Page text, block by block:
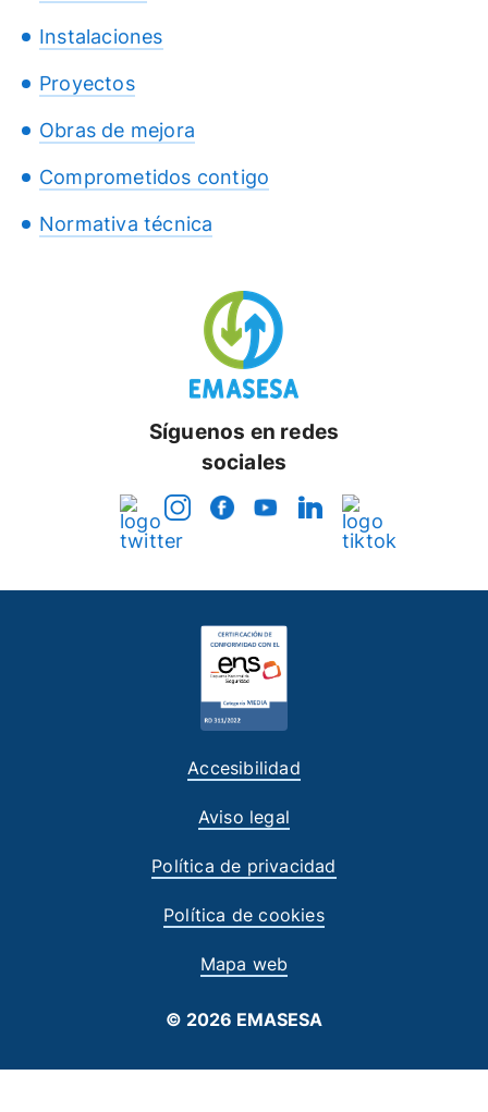
Instalaciones
Proyectos
Obras de mejora
Comprometidos contigo
Normativa técnica
Síguenos en redes
sociales
Accesibilidad
Aviso legal
Política de privacidad
Política de cookies
Mapa web
© 2026 EMASESA